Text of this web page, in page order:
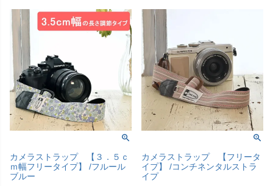
カメラストラップ 【３．５ｃ
ｍ幅フリータイプ】 /フルール
ブルー
カメラストラップ 【フリータ
イプ】 /コンチネンタルストラ
イプ